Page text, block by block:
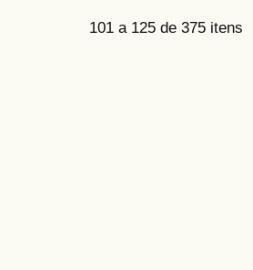
101 a 125 de 375 itens